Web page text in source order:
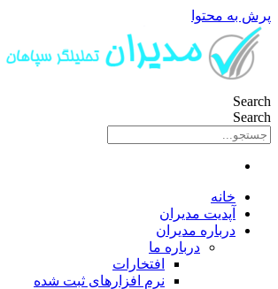
پرش به محتوا
Search
Search
خانه
آپدیت مدیران
درباره مدیران
درباره ما
افتخارات
نرم افزارهای ثبت شده